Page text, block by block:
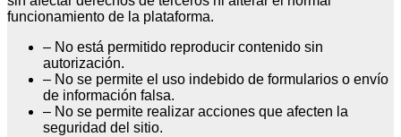
funcionamiento de la plataforma.
– No está permitido reproducir contenido sin
autorización.
– No se permite el uso indebido de formularios o envío
de información falsa.
– No se permite realizar acciones que afecten la
seguridad del sitio.